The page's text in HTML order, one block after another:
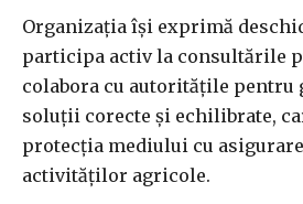
Organizaţia îşi exprimă
participa activ la consultările
colabora cu autorităţile pentru
soluţii corecte şi echilibrate,
protecţia mediului cu
activităţilor agricole.